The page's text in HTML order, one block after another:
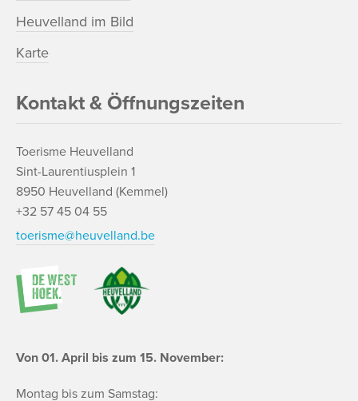
Heuvelland im Bild
Karte
Kontakt & Öffnungszeiten
Toerisme Heuvelland
Sint-Laurentiusplein 1
8950 Heuvelland (Kemmel)
+32 57 45 04 55
toerisme@heuvelland.be
Von 01. April bis zum 15. November:
Montag bis zum Samstag: